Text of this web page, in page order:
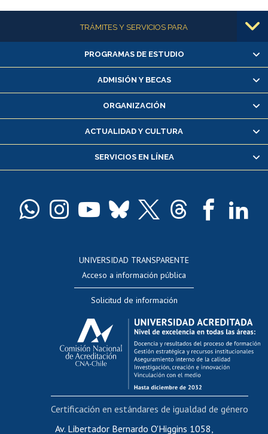
Más informaciónTRÁMITES Y SERVICIOS PARA
Alumnas/os y exalumnas/os
Matrícula en línea
Inscripción y cambio de asignaturas
Consulta y certificado de notas
Servicio médico y dental
Pago de arancel y crédito alumnos
Docentes
Evaluación docente
Calificación académica
Postulación al AUCAI
Funcionarias/os
Cursos internos de capacitación
Bienestar del personal
Portal de movilidad interna
Certificado de renta
PROGRAMAS DE ESTUDIO
ADMISIÓN Y BECAS
ORGANIZACIÓN
ACTUALIDAD Y CULTURA
SERVICIOS EN LÍNEA
UNIVERSIDAD TRANSPARENTE
Acceso a información pública
Solicitud de información
Av. Libertador Bernardo O'Higgins 1058,
Certificación en estándares de igualdad de género